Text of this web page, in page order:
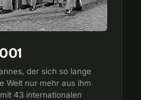
der sich so lange
Welt nur mehr aus ihm
43 internationalen